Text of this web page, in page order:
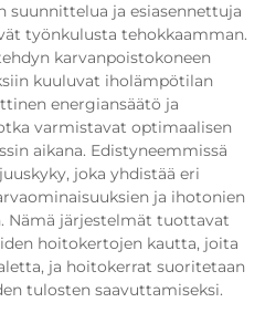
ja esiasennettuja
työnkulusta tehokkaamman.
karvanpoistokoneen
kuuluvat iholämpötilan
energiansäätö ja
varmistavat optimaalisen
aikana. Edistyneemmissä
joka yhdistää eri
ja ihotonien
Nämä järjestelmät tuottavat
hoitokertojen kautta, joita
ja hoitokerrat suoritetaan
tulosten saavuttamiseksi.